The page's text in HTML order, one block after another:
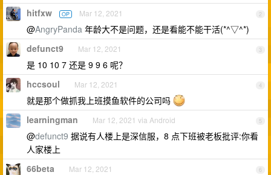
2
hitfxw OP Mar 12, 2021
@AngryPanda 年龄大不是问题，还是看能不能干活(*^▽^*)
3
defunct9 Mar 12, 2021
是 10 10 7 还是 9 9 6 呢？
4
hccsoul Mar 12, 2021
就是那个做抓我上班摸鱼软件的公司吗
5
learningman Mar 12, 2021 via Android
@defunct9 据说有人楼上是深信服，8 点下班被老板批评:你看
人家楼上
6
66beta Mar 12, 2021